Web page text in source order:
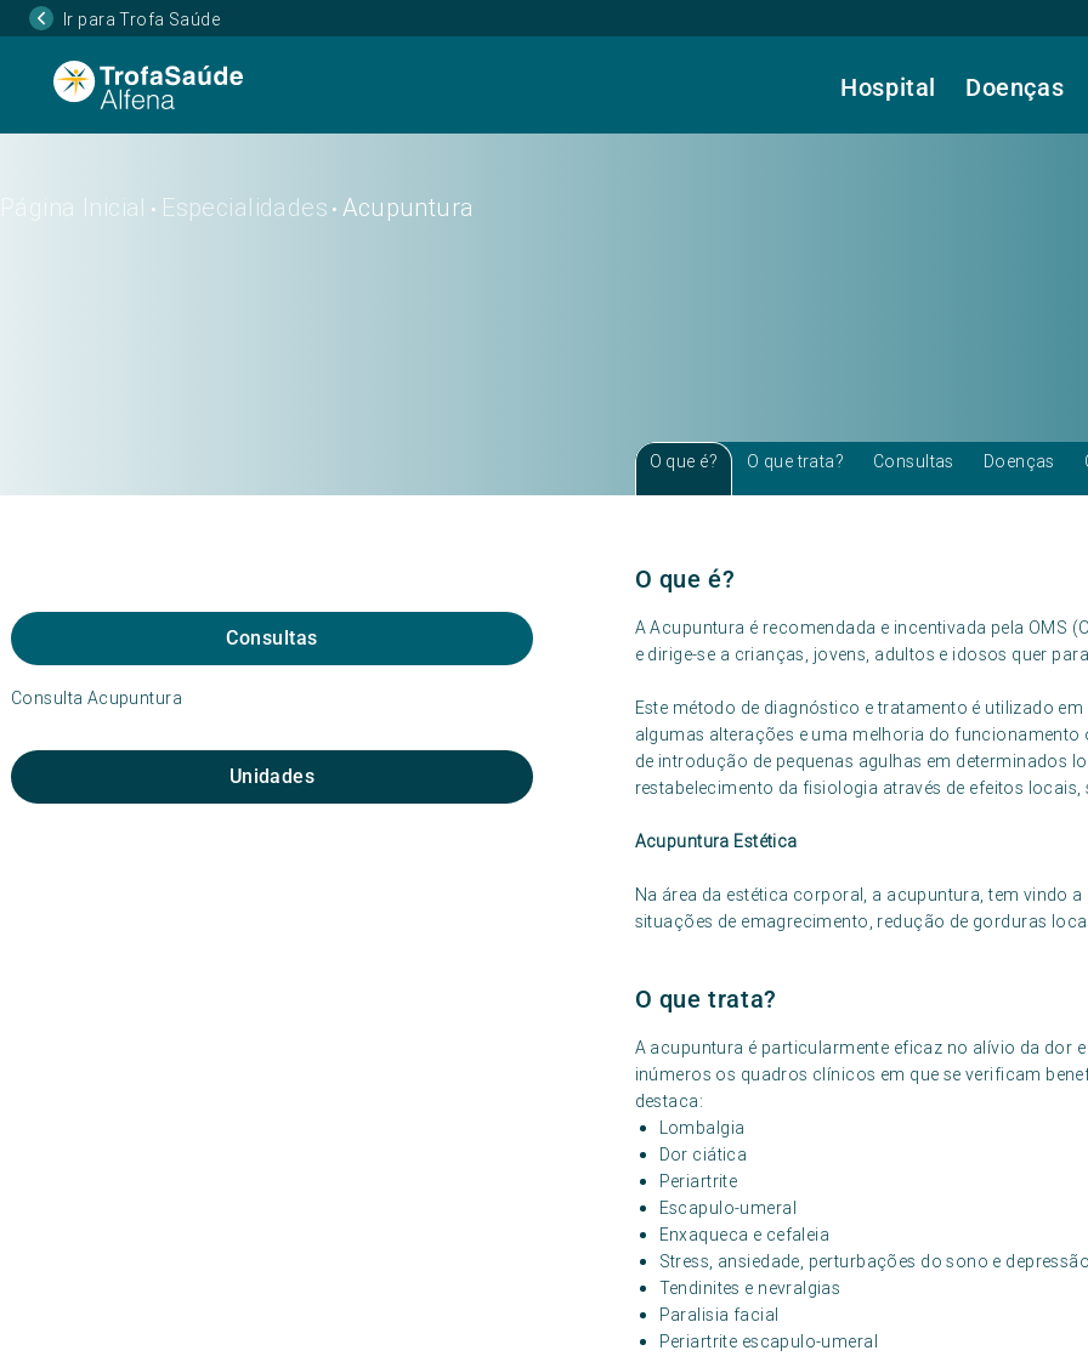
Ir para Trofa Saúde
Hospital Doenças
Página Inicial • Especialidades •Acupuntura
Consultas
Consulta Acupuntura
Unidades
O que é? O que trata? Consultas Doenças
O que é?
A Acupuntura é recomendada e incentivada pela OMS
e dirige-se a crianças, jovens, adultos e idosos quer
Este método de diagnóstico e tratamento é utilizado
algumas alterações e uma melhoria do
de introdução de pequenas agulhas em
restabelecimento da fisiologia através de efeitos locais,
Acupuntura Estética
Na área da estética corporal, a acupuntura, tem vindo
situações de emagrecimento, redução de gorduras
O que trata?
A acupuntura é particularmente eficaz no alívio da dor
inúmeros os quadros clínicos em que se verificam
destaca:
Lombalgia
Dor ciática
Periartrite
Escapulo-umeral
Enxaqueca e cefaleia
Stress, ansiedade, perturbações do sono e depressão
Tendinites e nevralgias
Paralisia facial
Periartrite escapulo-umeral